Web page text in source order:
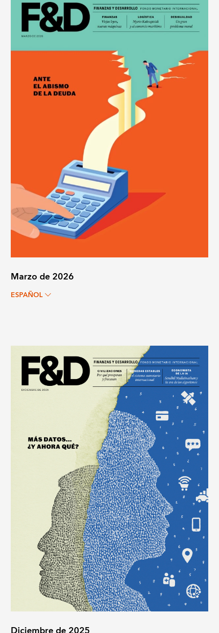
Marzo de 2026
ESPAÑOL